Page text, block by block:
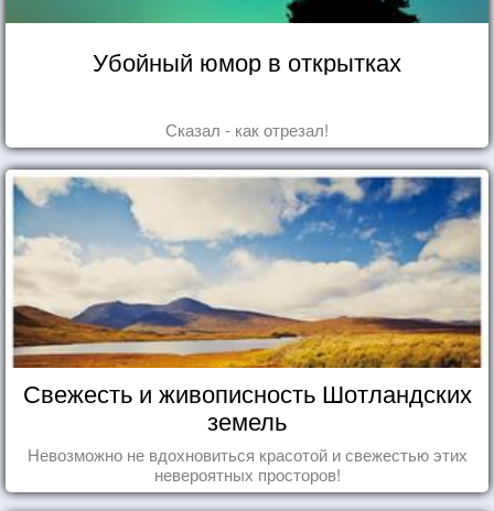
Убойный юмор в открытках
Сказал - как отрезал!
Свежесть и живописность Шотландских
земель
Невозможно не вдохновиться красотой и свежестью этих
невероятных просторов!